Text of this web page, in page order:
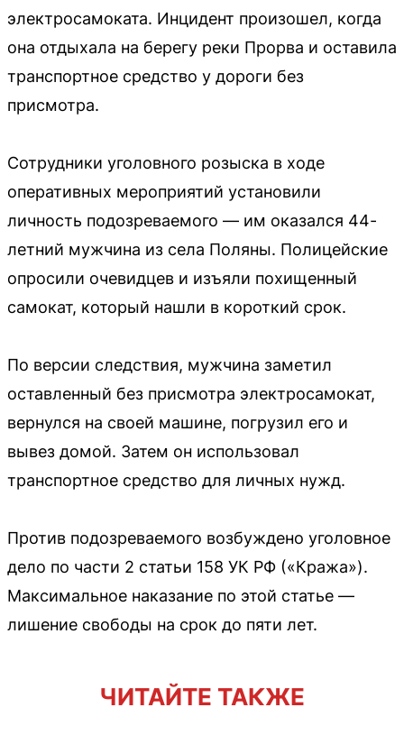
электросамоката. Инцидент произошел, когда
она отдыхала на берегу реки Прорва и оставила
транспортное средство у дороги без
присмотра.
Сотрудники уголовного розыска в ходе
оперативных мероприятий установили
личность подозреваемого — им оказался 44-
летний мужчина из села Поляны. Полицейские
опросили очевидцев и изъяли похищенный
самокат, который нашли в короткий срок.
По версии следствия, мужчина заметил
оставленный без присмотра электросамокат,
вернулся на своей машине, погрузил его и
вывез домой. Затем он использовал
транспортное средство для личных нужд.
Против подозреваемого возбуждено уголовное
дело по части 2 статьи 158 УК РФ («Кража»).
Максимальное наказание по этой статье —
лишение свободы на срок до пяти лет.
ЧИТАЙТЕ ТАКЖЕ